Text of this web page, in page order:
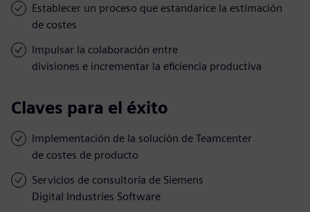
Establecer un proceso que estandarice la estimación
de costes
Impulsar la colaboración entre
divisiones e incrementar la eficiencia productiva
Claves para el éxito
Implementación de la solución de Teamcenter
de costes de producto
Servicios de consultoría de Siemens
Digital Industries Software